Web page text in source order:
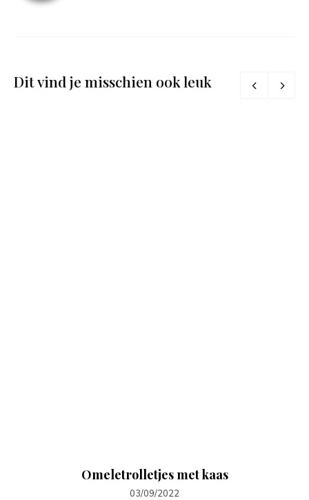
Dit vind je misschien ook leuk
Omeletrolletjes met kaas
03/09/2022